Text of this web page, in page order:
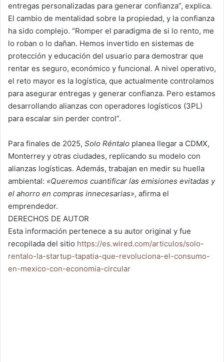
entregas personalizadas para generar confianza”, explica.
El cambio de mentalidad sobre la propiedad, y la confianza
ha sido complejo. “Romper el paradigma de si lo rento, me
lo roban o lo dañan. Hemos invertido en sistemas de
protección y educación del usuario para demostrar que
rentar es seguro, económico y funcional. A nivel operativo,
el reto mayor es la logística, que actualmente controlamos
para asegurar entregas y generar confianza. Pero estamos
desarrollando alianzas con operadores logísticos (3PL)
para escalar sin perder control”.
Para finales de 2025, Solo Réntalo planea llegar a CDMX,
Monterrey y otras ciudades, replicando su modelo con
alianzas logísticas. Además, trabajan en medir su huella
ambiental: «Queremos cuantificar las emisiones evitadas y
el ahorro en compras innecesarias», afirma el
emprendedor.
DERECHOS DE AUTOR
Esta información pertenece a su autor original y fue
recopilada del sitio https://es.wired.com/articulos/solo-
rentalo-la-startup-tapatia-que-revoluciona-el-consumo-
en-mexico-con-economia-circular